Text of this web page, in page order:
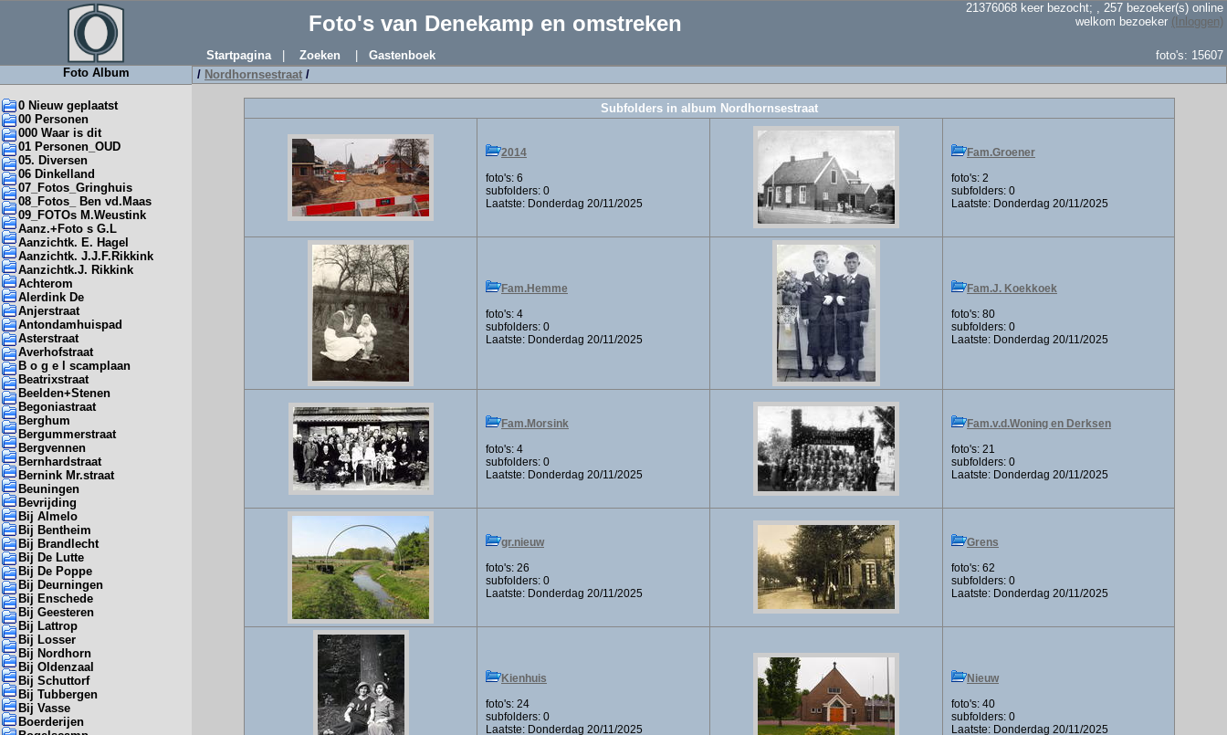
Foto's van Denekamp en omstreken
21376068 keer bezocht; , 257 bezoeker(s) online
welkom bezoeker (Inloggen)
Startpagina| Zoeken Gastenboek
foto's: 15607
Foto Album
0 Nieuw geplaatst
00 Personen
000 Waar is dit
01 Personen_OUD
05. Diversen
06 Dinkelland
07_Fotos_Gringhuis
08_Fotos_ Ben vd.Maas
09_FOTOs M.Weustink
Aanz.+Foto s G.L
Aanzichtk. E. Hagel
Aanzichtk. J.J.F.Rikkink
Aanzichtk.J. Rikkink
Achterom
Alerdink De
Anjerstraat
Antondamhuispad
Asterstraat
Averhofstraat
B o g e l scamplaan
Beatrixstraat
Beelden+Stenen
Begoniastraat
Berghum
Bergummerstraat
Bergvennen
Bernhardstraat
Bernink Mr.straat
Beuningen
Bevrijding
Bij Almelo
Bij Bentheim
Bij Brandlecht
Bij De Lutte
Bij De Poppe
Bij Deurningen
Bij Enschede
Bij Geesteren
Bij Lattrop
Bij Losser
Bij Nordhorn
Bij Oldenzaal
Bij Schuttorf
Bij Tubbergen
Bij Vasse
Boerderijen
/ Nordhornsestraat /
Subfolders in album Nordhornsestraat
2014
foto's: 6
subfolders: 0
Laatste: Donderdag 20/11/2025
Fam.Groener
foto's: 2
subfolders: 0
Laatste: Donderdag 20/11/2025
Fam.Hemme
foto's: 4
subfolders: 0
Laatste: Donderdag 20/11/2025
Fam.J. Koekkoek
foto's: 80
subfolders: 0
Laatste: Donderdag 20/11/2025
Fam.Morsink
foto's: 4
subfolders: 0
Laatste: Donderdag 20/11/2025
Fam.v.d.Woning en Derksen
foto's: 21
subfolders: 0
Laatste: Donderdag 20/11/2025
gr.nieuw
foto's: 26
subfolders: 0
Laatste: Donderdag 20/11/2025
Grens
foto's: 62
subfolders: 0
Laatste: Donderdag 20/11/2025
Kienhuis
foto's: 24
subfolders: 0
Laatste: Donderdag 20/11/2025
Nieuw
foto's: 40
subfolders: 0
Laatste: Donderdag 20/11/2025